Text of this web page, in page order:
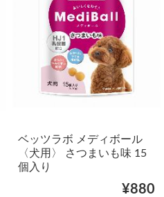
ベッツラボ メディボール
〈犬用〉 さつまいも味 15
個入り
¥880